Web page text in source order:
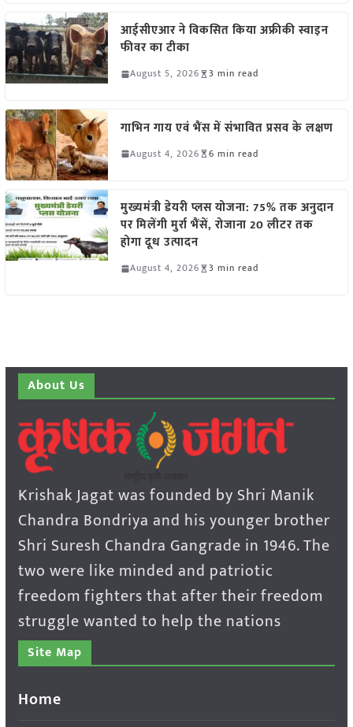
आईसीएआर ने विकसित किया अफ्रीकी स्वाइन
फीवर का टीका
August 5, 2026 3 min read
गाभिन गाय एवं भैंस में संभावित प्रसव के लक्षण
August 4, 2026 6 min read
मुख्यमंत्री डेयरी प्लस योजना: 75% तक अनुदान
पर मिलेंगी मुर्रा भैंसें, रोजाना 20 लीटर तक
होगा दूध उत्पादन
August 4, 2026 3 min read
About Us
Krishak Jagat was founded by Shri Manik
Chandra Bondriya and his younger brother
Shri Suresh Chandra Gangrade in 1946. The
two were like minded and patriotic
freedom fighters that after their freedom
struggle wanted to help the nations
Site Map
Home